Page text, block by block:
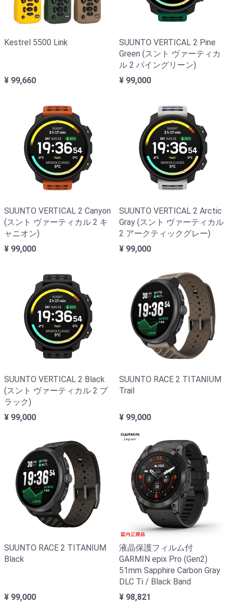
Kestrel 5500 Link
¥ 99,660
SUUNTO VERTICAL 2 Pine
Green (スント ヴァーティカ
ル 2 パイングリーン)
¥ 99,000
SUUNTO VERTICAL 2 Canyon
(スント ヴァーティカル 2 キ
ャニオン)
¥ 99,000
SUUNTO VERTICAL 2 Arctic
Gray (スント ヴァーティカル
2 アークティックグレー)
¥ 99,000
SUUNTO VERTICAL 2 Black
(スント ヴァーティカル 2 ブ
ラック)
¥ 99,000
SUUNTO RACE 2 TITANIUM
Trail
¥ 99,000
SUUNTO RACE 2 TITANIUM
Black
¥ 99,000
液晶保護フィルム付
GARMIN epix Pro (Gen2)
51mm Sapphire Carbon Gray
DLC Ti / Black Band
¥ 98,821